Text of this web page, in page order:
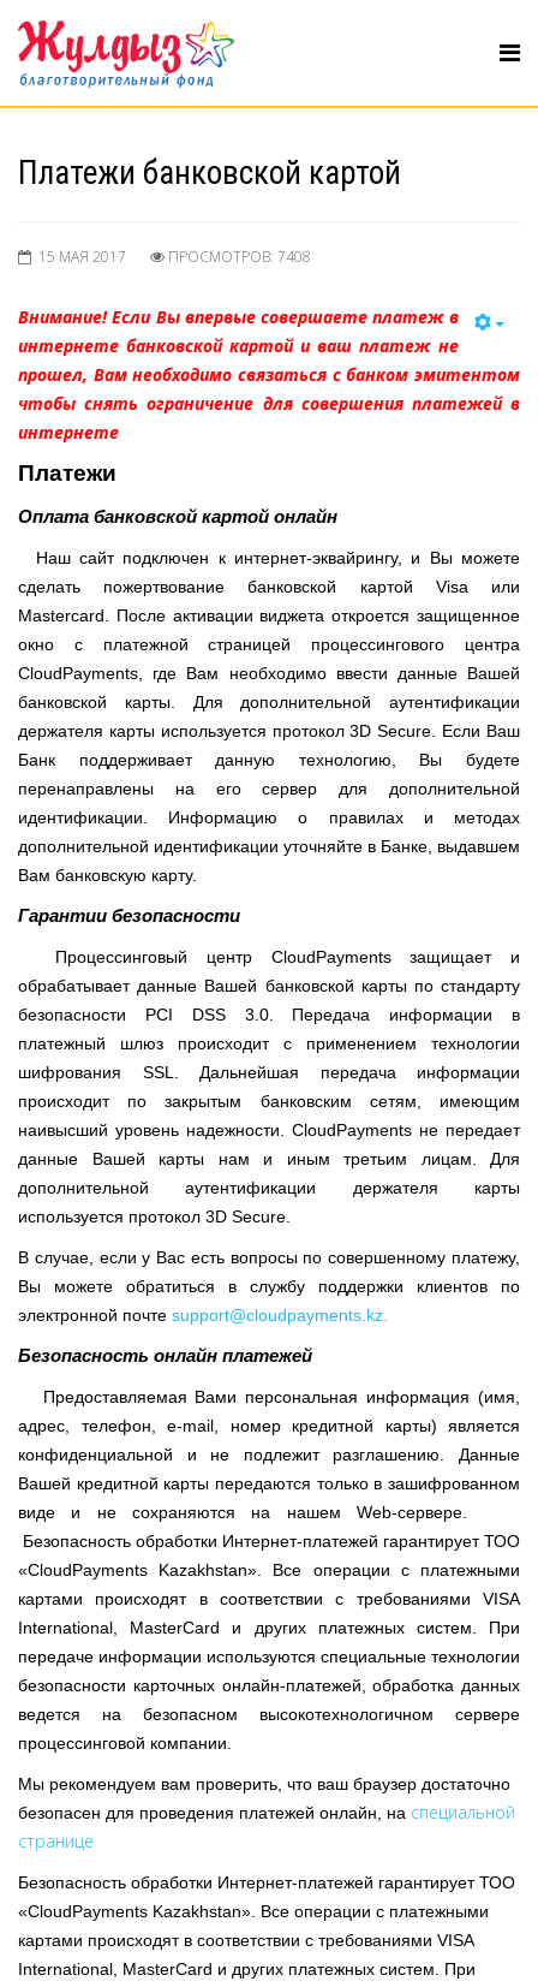
Платежи банковской картой
15 МАЯ 2017 ПРОСМОТРОВ: 7408
Внимание! Если Вы впервые совершаете платеж в
интернете банковской картой и ваш платеж не
прошел, Вам необходимо связаться с банком эмитентом
чтобы снять ограничение для совершения платежей в
интернете
Платежи
Оплата банковской картой онлайн
Наш сайт подключен к интернет-эквайрингу, и Вы можете
сделать пожертвование банковской картой Visa или
Mastercard. После активации виджета откроется защищенное
окно с платежной страницей процессингового центра
CloudPayments, где Вам необходимо ввести данные Вашей
банковской карты. Для дополнительной аутентификации
держателя карты используется протокол 3D Secure. Если Ваш
Банк поддерживает данную технологию, Вы будете
перенаправлены на его сервер для дополнительной
идентификации. Информацию о правилах и методах
дополнительной идентификации уточняйте в Банке, выдавшем
Вам банковскую карту.
Гарантии безопасности
Процессинговый центр CloudPayments защищает и
обрабатывает данные Вашей банковской карты по стандарту
безопасности PCI DSS 3.0. Передача информации в
платежный шлюз происходит с применением технологии
шифрования SSL. Дальнейшая передача информации
происходит по закрытым банковским сетям, имеющим
наивысший уровень надежности. CloudPayments не передает
данные Вашей карты нам и иным третьим лицам. Для
дополнительной аутентификации держателя карты
используется протокол 3D Secure.
В случае, если у Вас есть вопросы по совершенному платежу,
Вы можете обратиться в службу поддержки клиентов по
электронной почте support@cloudpayments.kz
Безопасность онлайн платежей
Предоставляемая Вами персональная информация (имя,
адрес, телефон, e-mail, номер кредитной карты) является
конфиденциальной и не подлежит разглашению. Данные
Вашей кредитной карты передаются только в зашифрованном
виде и не сохраняются на нашем Web-сервере.
Безопасность обработки Интернет-платежей гарантирует ТОО
«CloudPayments Kazakhstan». Все операции с платежными
картами происходят в соответствии с требованиями VISA
International, MasterCard и других платежных систем. При
передаче информации используются специальные технологии
безопасности карточных онлайн-платежей, обработка данных
ведется на безопасном высокотехнологичном сервере
процессинговой компании.
Мы рекомендуем вам проверить, что ваш браузер достаточно
безопасен для проведения платежей онлайн, на специальной
странице
Безопасность обработки Интернет-платежей гарантирует ТОО
«CloudPayments Kazakhstan». Все операции с платежными
картами происходят в соответствии с требованиями VISA
International, MasterCard и других платежных систем. При